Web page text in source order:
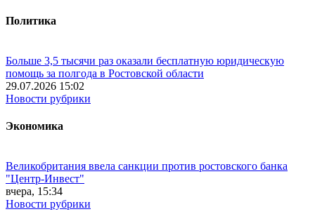
Политика
Больше 3,5 тысячи раз оказали бесплатную юридическую
помощь за полгода в Ростовской области
29.07.2026 15:02
Новости рубрики
Экономика
Великобритания ввела санкции против ростовского банка
"Центр-Инвест"
вчера, 15:34
Новости рубрики